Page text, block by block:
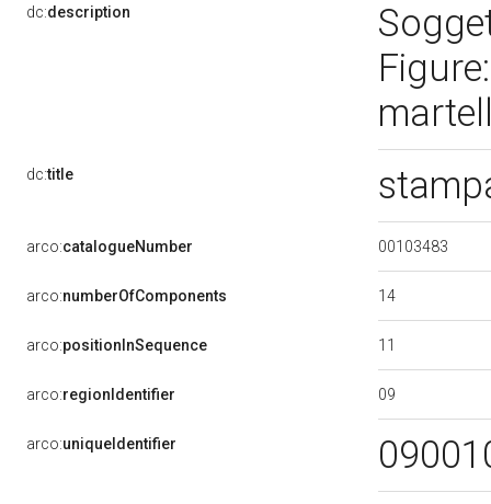
dc:description
dc:title
arco:catalogueNumber 00103483
arco:numberOfComponents 14
arco:positionInSequence 11
arco:regionIdentifier 09
arco:uniqueIdentifier